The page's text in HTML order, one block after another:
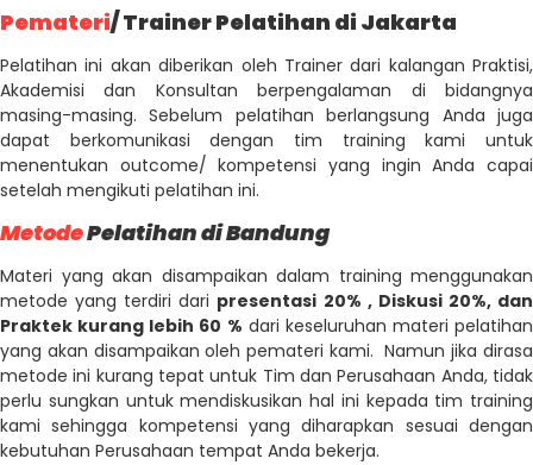
Pemateri/ Trainer Pelatihan di Jakarta
Pelatihan ini akan diberikan oleh Trainer dari kalangan Praktisi,
Akademisi dan Konsultan berpengalaman di bidangnya
masing-masing. Sebelum pelatihan berlangsung Anda juga
dapat berkomunikasi dengan tim training kami untuk
menentukan outcome/ kompetensi yang ingin Anda capai
setelah mengikuti pelatihan ini.
MetodePelatihan di Bandung
Materi yang akan disampaikan dalam training menggunakan
metode yang terdiri dari presentasi 20% , Diskusi 20%, dan
Praktek kurang lebih 60 % dari keseluruhan materi pelatihan
yang akan disampaikan oleh pemateri kami. Namun jika dirasa
metode ini kurang tepat untuk Tim dan Perusahaan Anda, tidak
perlu sungkan untuk mendiskusikan hal ini kepada tim training
kami sehingga kompetensi yang diharapkan sesuai dengan
kebutuhan Perusahaan tempat Anda bekerja.